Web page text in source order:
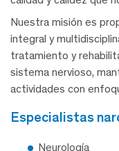
Nuestra misión es
integral y
tratamiento y
sistema nervioso,
actividades con
especialistas
Neurología